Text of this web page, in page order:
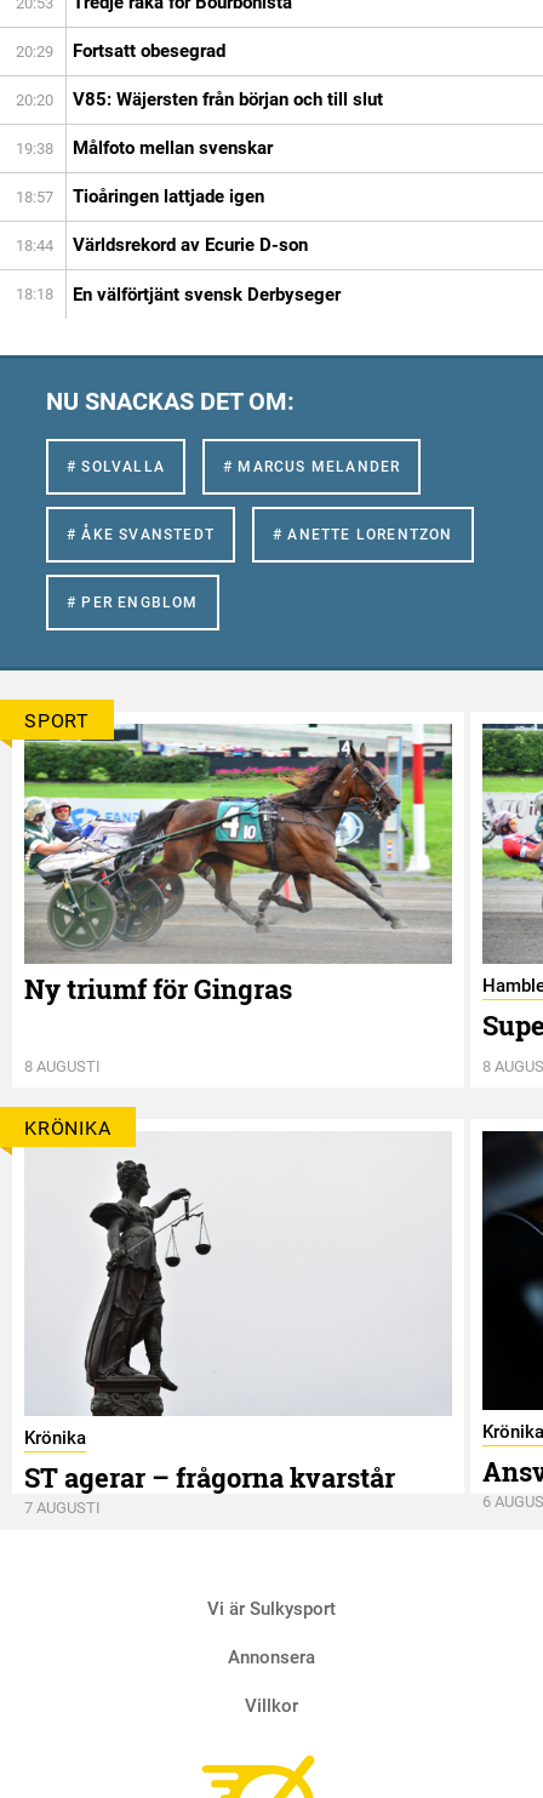
20:29 Fortsatt obesegrad
20:20 V85: Wäjersten från början och till slut
19:38 Målfoto mellan svenskar
18:57 Tioåringen lattjade igen
18:44 Världsrekord av Ecurie D-son
18:18 En välförtjänt svensk Derbyseger
NU SNACKAS DET OM:
# SOLVALLA # MARCUS MELANDER
# ÅKE SVANSTEDT # ANETTE LORENTZON
# PER ENGBLOM
SPORT
Ny triumf för Gingras
8 AUGUSTI 8
KRÖNIKA
Krönika
ST agerar – frågorna kvarstår
7 AUGUSTI
Krönika
6
Vi är Sulkysport
Annonsera
Villkor